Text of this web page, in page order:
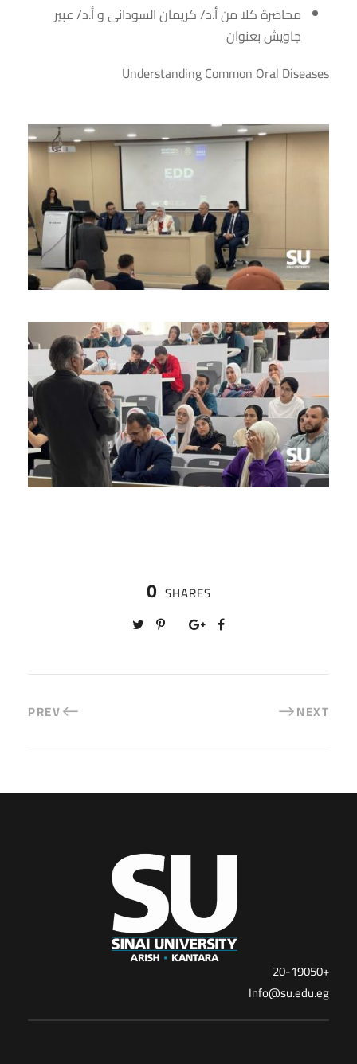
محاضرة كلا من أ.د/ كريمان السودانى و أ.د/ عبير
جاويش بعنوان
Understanding Common Oral Diseases
0 SHARES
PREV NEXT
+20-19050
Info@su.edu.eg